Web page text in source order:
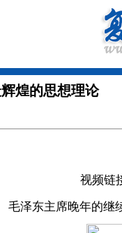
煌的思想理论
视频链
毛泽东主席晚年的继